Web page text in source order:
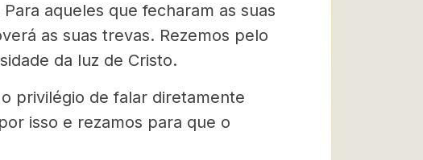
aqueles que fecharam as suas
as suas trevas. Rezemos pelo
da luz de Cristo.
privilégio de falar diretamente
isso e rezamos para que o